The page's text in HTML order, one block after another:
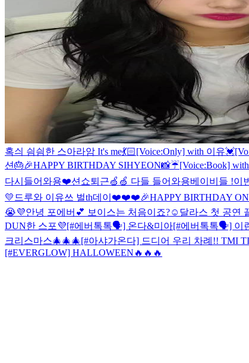
혹싀 싐싐한 스아라암 It's me💃🏻[Voice:Only] with 이유💓
션🎂🎉HAPPY BIRTHDAY SIHYEON📸☔[Voice:Book]
다시들어와용❤️션쇼퇴근🍏🍏 다들 들어와용베이비들 !이
💛 드루와 이유쓰 벌th데이❤️❤️❤️🎉HAPPY BIRTHDAY
😭💜안녕 포에버💕 보이스는 처음이죠?☺️ 달라스 첫 공연
DUN한 스포💜[#에버톡톡🗣] 온다&미아[#에버톡톡🗣] 이
크리스마스🎄🎄🎄[#아샤가온다] 드디어 우리 차례!! TMI
[#EVERGLOW] HALLOWEEN🔥🔥🔥